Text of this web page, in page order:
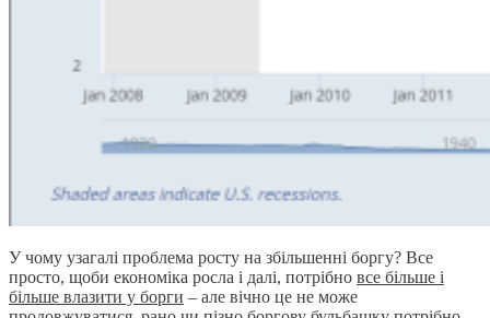
У чому узагалі проблема росту на збільшенні боргу? Все
просто, щоби економіка росла і далі, потрібно все більше і
більше влазити у борги – але вічно це не може